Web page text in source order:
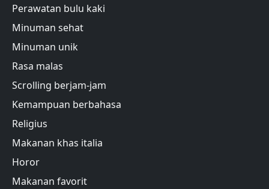
Perawatan bulu kaki
Minuman sehat
Minuman unik
Rasa malas
Scrolling berjam-jam
Kemampuan berbahasa
Religius
Makanan khas italia
Horor
Makanan favorit